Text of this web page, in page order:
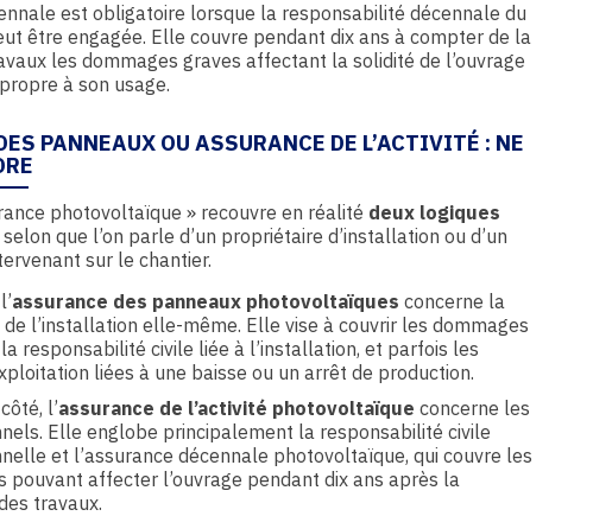
est obligatoire lorsque la responsabilité décennale du
être engagée. Elle couvre pendant dix ans à compter de la
les dommages graves affectant la solidité de l’ouvrage
à son usage.
PANNEAUX OU ASSURANCE DE L’ACTIVITÉ : NE
photovoltaïque » recouvre en réalité deux logiques
selon que l’on parle d’un propriétaire d’installation ou d’un
sur le chantier.
assurance des panneaux photovoltaïques concerne la
l’installation elle-même. Elle vise à couvrir les dommages
responsabilité civile liée à l’installation, et parfois les
liées à une baisse ou un arrêt de production.
l’assurance de l’activité photovoltaïque concerne les
Elle englobe principalement la responsabilité civile
et l’assurance décennale photovoltaïque, qui couvre les
pouvant affecter l’ouvrage pendant dix ans après la
travaux.